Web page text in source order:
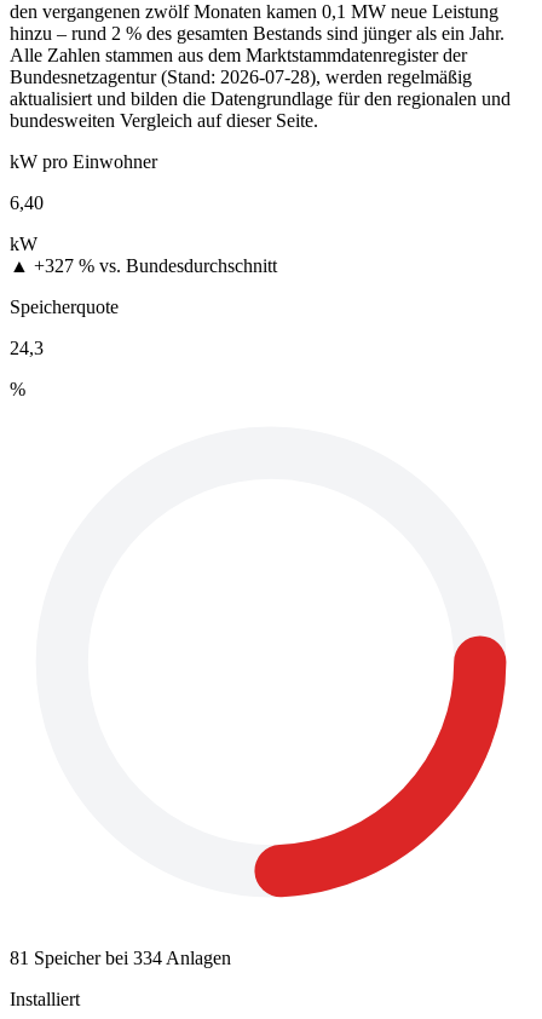
den vergangenen zwölf Monaten kamen 0,1 MW neue Leistung
hinzu – rund 2 % des gesamten Bestands sind jünger als ein Jahr.
Alle Zahlen stammen aus dem Marktstammdatenregister der
Bundesnetzagentur (Stand: 2026-07-28), werden regelmäßig
aktualisiert und bilden die Datengrundlage für den regionalen und
bundesweiten Vergleich auf dieser Seite.
kW pro Einwohner
6,40
kW
▲ +327 % vs. Bundesdurchschnitt
Speicherquote
24,3
%
81 Speicher bei 334 Anlagen
Installiert